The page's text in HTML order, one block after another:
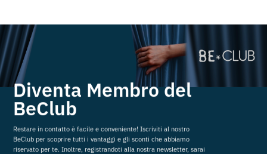
Diventa Membro del
BeClub
Restare in contatto è facile e conveniente! Iscriviti al nostro
BeClub per scoprire tutti i vantaggi e gli sconti che abbiamo
riservato per te. Inoltre, registrandoti alla nostra newsletter, sarai